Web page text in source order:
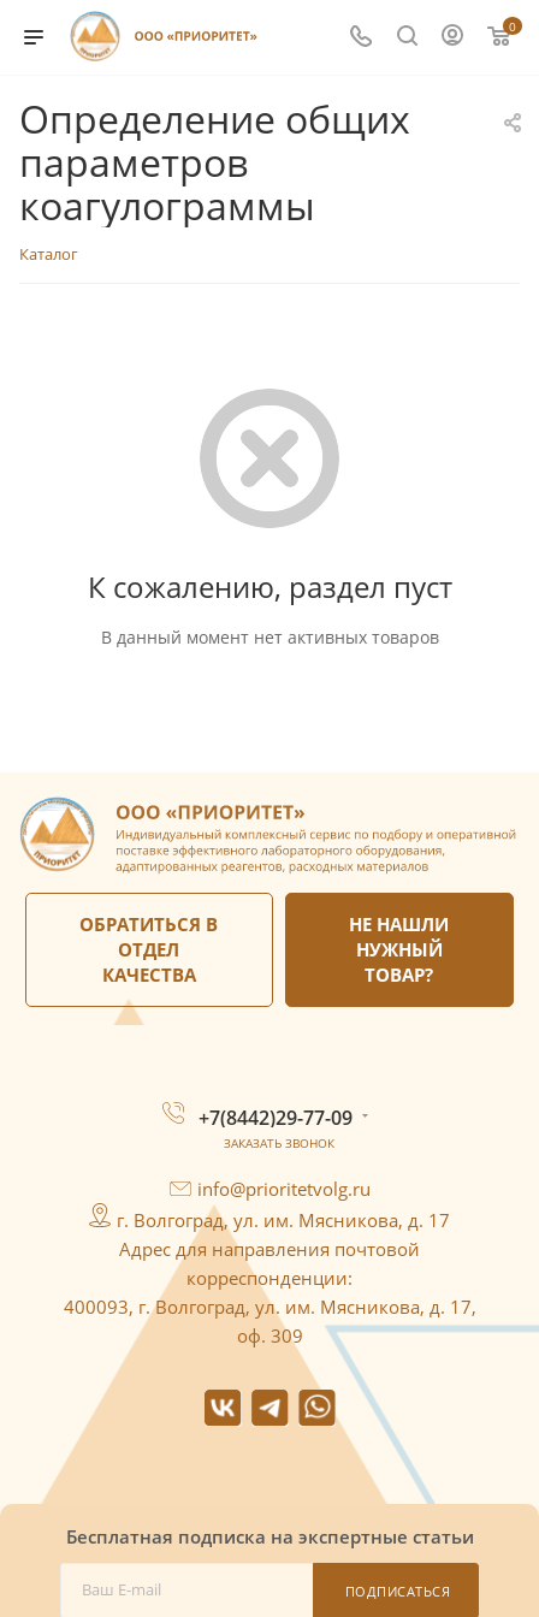
0
Определение общих
параметров
коагулограммы
Каталог
К сожалению, раздел пуст
В данный момент нет активных товаров
ОБРАТИТЬСЯ В
ОТДЕЛ
КАЧЕСТВА
НЕ НАШЛИ
НУЖНЫЙ
ТОВАР?
+7(8442)29-77-09
ЗАКАЗАТЬ ЗВОНОК
info@prioritetvolg.ru
г. Волгоград, ул. им. Мясникова, д. 17
Адрес для направления почтовой
корреспонденции:
400093, г. Волгоград, ул. им. Мясникова, д. 17,
оф. 309
Бесплатная подписка на экспертные статьи
ПОДПИСАТЬСЯ